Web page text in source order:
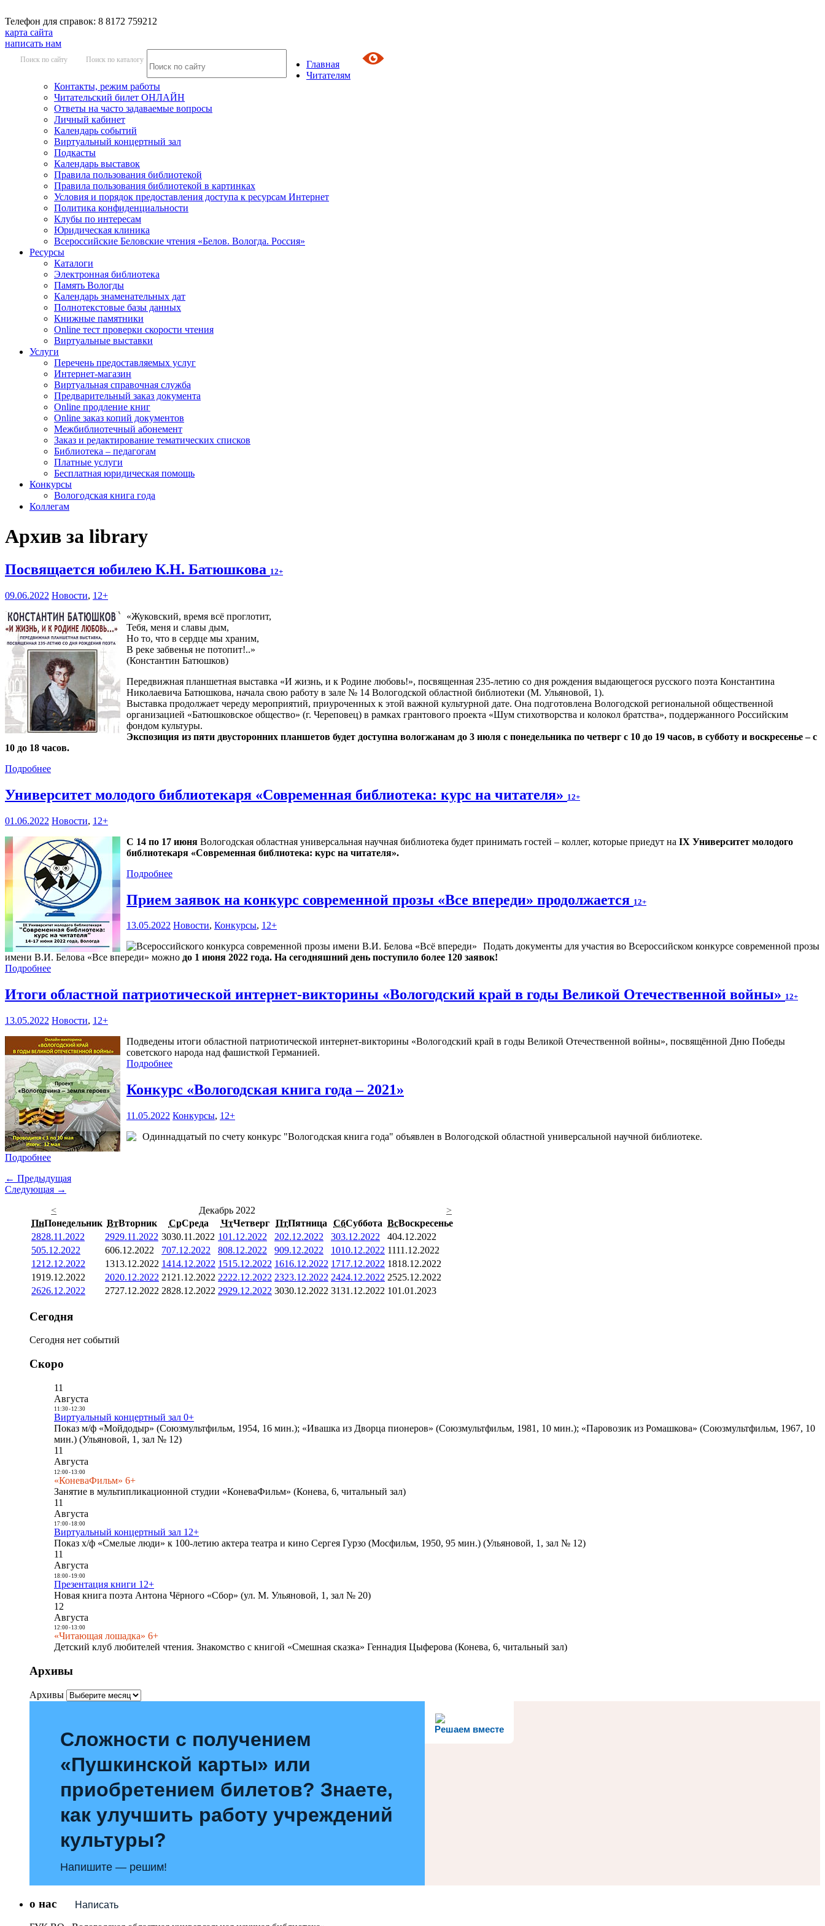
Телефон для справок: 8 8172 759212
карта сайта
написать нам
Поиск по сайту Поиск по каталогу
Главная
Читателям
Контакты, режим работы
Читательский билет ОНЛАЙН
Ответы на часто задаваемые вопросы
Личный кабинет
Календарь событий
Виртуальный концертный зал
Подкасты
Календарь выставок
Правила пользования библиотекой
Правила пользования библиотекой в картинках
Условия и порядок предоставления доступа к ресурсам Интернет
Политика конфиденциальности
Клубы по интересам
Юридическая клиника
Всероссийские Беловские чтения «Белов. Вологда. Россия»
Ресурсы
Каталоги
Электронная библиотека
Память Вологды
Календарь знаменательных дат
Полнотекстовые базы данных
Книжные памятники
Online тест проверки скорости чтения
Виртуальные выставки
Услуги
Перечень предоставляемых услуг
Интернет-магазин
Виртуальная справочная служба
Предварительный заказ документа
Online продление книг
Online заказ копий документов
Межбиблиотечный абонемент
Заказ и редактирование тематических списков
Библиотека – педагогам
Платные услуги
Бесплатная юридическая помощь
Конкурсы
Вологодская книга года
Коллегам
Архив за library
Посвящается юбилею К.Н. Батюшкова 12+
09.06.2022 Новости, 12+
«Жуковский, время всё проглотит,
Тебя, меня и славы дым,
Но то, что в сердце мы храним,
В реке забвенья не потопит!..»
(Константин Батюшков)
Передвижная планшетная выставка «И жизнь, и к Родине любовь!», посвященная 235-летию со дня рождения выдающегося русского поэта Константина
Николаевича Батюшкова, начала свою работу в зале № 14 Вологодской областной библиотеки (М. Ульяновой, 1).
Выставка продолжает череду мероприятий, приуроченных к этой важной культурной дате. Она подготовлена Вологодской региональной общественной
организацией «Батюшковское общество» (г. Череповец) в рамках грантового проекта «Шум стихотворства и колокол братства», поддержанного Российским
фондом культуры.
Экспозиция из пяти двусторонних планшетов будет доступна вологжанам до 3 июля с понедельника по четверг с 10 до 19 часов, в субботу и воскресенье – с
10 до 18 часов.
Подробнее
Университет молодого библиотекаря «Современная библиотека: курс на читателя» 12+
01.06.2022 Новости, 12+
С 14 по 17 июня Вологодская областная универсальная научная библиотека будет принимать гостей – коллег, которые приедут на IX Университет молодого
библиотекаря «Современная библиотека: курс на читателя».
Подробнее
Прием заявок на конкурс современной прозы «Все впереди» продолжается 12+
13.05.2022 Новости, Конкурсы, 12+
Подать документы для участия во Всероссийском конкурсе современной прозы
имени В.И. Белова «Все впереди» можно до 1 июня 2022 года. На сегодняшний день поступило более 120 заявок!
Подробнее
Итоги областной патриотической интернет-викторины «Вологодский край в годы Великой Отечественной войны» 12+
13.05.2022 Новости, 12+
Подведены итоги областной патриотической интернет-викторины «Вологодский край в годы Великой Отечественной войны», посвящённой Дню Победы
советского народа над фашисткой Германией.
Подробнее
Конкурс «Вологодская книга года – 2021»
11.05.2022 Конкурсы, 12+
Одиннадцатый по счету конкурс "Вологодская книга года" объявлен в Вологодской областной универсальной научной библиотеке.
Подробнее
← Предыдущая
Следующая →
<
Декабрь 2022
>
ПнПонедельник ВтВторник СрСреда ЧтЧетверг ПтПятница СбСуббота ВсВоскресенье
2828.11.2022 2929.11.2022 3030.11.2022 101.12.2022 202.12.2022 303.12.2022 404.12.2022
505.12.2022 606.12.2022 707.12.2022 808.12.2022 909.12.2022 1010.12.2022 1111.12.2022
1212.12.2022 1313.12.2022 1414.12.2022 1515.12.2022 1616.12.2022 1717.12.2022 1818.12.2022
1919.12.2022 2020.12.2022 21 21.12.2022 2222.12.2022 2323.12.2022 2424.12.2022 2525.12.2022
2626.12.2022 2727.12.2022 2828.12.2022 2929.12.2022 3030.12.2022 3131.12.2022 101.01.2023
Сегодня
Сегодня нет событий
Скоро
11
Августа
11:30- 12:30
Виртуальный концертный зал 0+
Показ м/ф «Мойдодыр» (Союзмультфильм, 1954, 16 мин.); «Ивашка из Дворца пионеров» (Союзмультфильм, 1981, 10 мин.); «Паровозик из Ромашкова» (Союзмультфильм, 1967, 10
мин.) (Ульяновой, 1, зал № 12)
11
Августа
12:00- 13:00
«КоневаФильм» 6+
Занятие в мультипликационной студии «КоневаФильм» (Конева, 6, читальный зал)
11
Августа
17:00- 18:00
Виртуальный концертный зал 12+
Показ х/ф «Смелые люди» к 100-летию актера театра и кино Сергея Гурзо (Мосфильм, 1950, 95 мин.) (Ульяновой, 1, зал № 12)
11
Августа
18:00- 19:00
Презентация книги 12+
Новая книга поэта Антона Чёрного «Сбор» (ул. М. Ульяновой, 1, зал № 20)
12
Августа
12:00- 13:00
«Читающая лошадка» 6+
Детский клуб любителей чтения. Знакомство с книгой «Смешная сказка» Геннадия Цыферова (Конева, 6, читальный зал)
Архивы
Архивы
Решаем вместе
Сложности с получением
«Пушкинской карты» или
приобретением билетов? Знаете,
как улучшить работу учреждений
культуры?
Напишите — решим!
Написать
о нас